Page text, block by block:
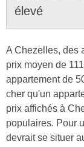
élevé
A Chezelles, des
prix moyen de
appartement de
cher qu'un
prix affichés à
populaires. Pour
devrait se situer